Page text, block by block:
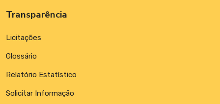
Transparência
Licitações
Glossário
Relatório Estatístico
Solicitar Informação